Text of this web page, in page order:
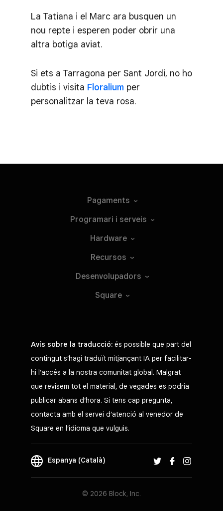
La Tatiana i el Marc ara busquen un
nou repte i esperen poder obrir una
altra botiga aviat.
Si ets a Tarragona per Sant Jordi, no ho
dubtis i visita Floralium per
personalitzar la teva rosa.
Pagaments
Programari i serveis
Hardware
Recursos
Desenvolupadors
Square
Avís sobre la traducció: és possible que part del
contingut s’hagi traduït mitjançant IA per facilitar-
hi l’accés a la nostra comunitat global. Malgrat
que revisem tot el material, de vegades es podria
publicar abans d’hora. Si tens cap pregunta,
contacta amb el servei d’atenció al venedor de
Square en l’idioma que vulguis.
Espanya (Català)
© 2026 Block, Inc.